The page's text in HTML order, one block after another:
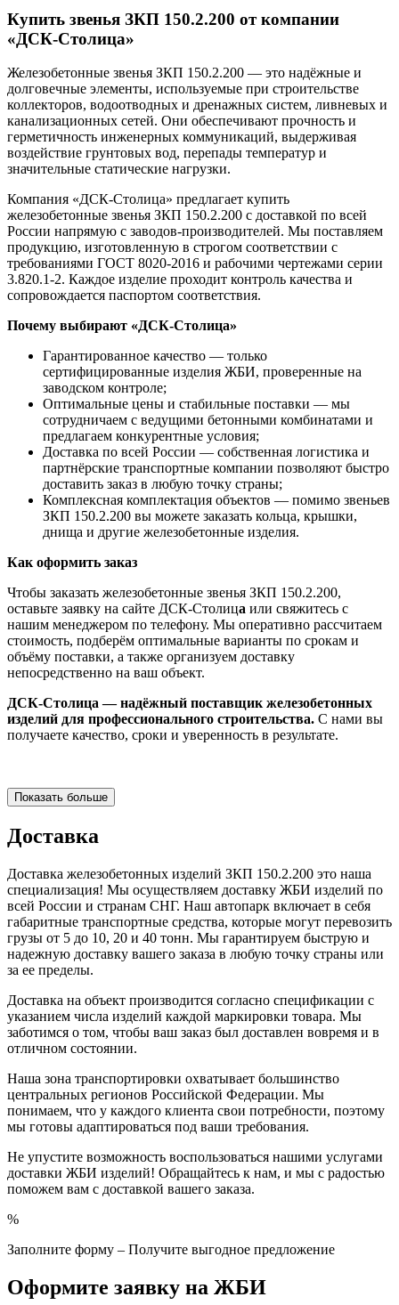
Купить звенья ЗКП 150.2.200 от компании
«ДСК-Столица»
Железобетонные звенья ЗКП 150.2.200 — это надёжные и
долговечные элементы, используемые при строительстве
коллекторов, водоотводных и дренажных систем, ливневых и
канализационных сетей. Они обеспечивают прочность и
герметичность инженерных коммуникаций, выдерживая
воздействие грунтовых вод, перепады температур и
значительные статические нагрузки.
Компания «ДСК-Столица» предлагает купить
железобетонные звенья ЗКП 150.2.200 с доставкой по всей
России напрямую с заводов-производителей. Мы поставляем
продукцию, изготовленную в строгом соответствии с
требованиями ГОСТ 8020-2016 и рабочими чертежами серии
3.820.1-2. Каждое изделие проходит контроль качества и
сопровождается паспортом соответствия.
Почему выбирают «ДСК-Столица»
Гарантированное качество — только
сертифицированные изделия ЖБИ, проверенные на
заводском контроле;
Оптимальные цены и стабильные поставки — мы
сотрудничаем с ведущими бетонными комбинатами и
предлагаем конкурентные условия;
Доставка по всей России — собственная логистика и
партнёрские транспортные компании позволяют быстро
доставить заказ в любую точку страны;
Комплексная комплектация объектов — помимо звеньев
ЗКП 150.2.200 вы можете заказать кольца, крышки,
днища и другие железобетонные изделия.
Как оформить заказ
Чтобы заказать железобетонные звенья ЗКП 150.2.200,
оставьте заявку на сайте ДСК-Столица или свяжитесь с
нашим менеджером по телефону. Мы оперативно рассчитаем
стоимость, подберём оптимальные варианты по срокам и
объёму поставки, а также организуем доставку
непосредственно на ваш объект.
ДСК-Столица — надёжный поставщик железобетонных
изделий для профессионального строительства. С нами вы
получаете качество, сроки и уверенность в результате.
Показать больше
Доставка
Доставка железобетонных изделий ЗКП 150.2.200 это наша
специализация! Мы осуществляем доставку ЖБИ изделий по
всей России и странам СНГ. Наш автопарк включает в себя
габаритные транспортные средства, которые могут перевозить
грузы от 5 до 10, 20 и 40 тонн. Мы гарантируем быструю и
надежную доставку вашего заказа в любую точку страны или
за ее пределы.
Доставка на объект производится согласно спецификации с
указанием числа изделий каждой маркировки товара. Мы
заботимся о том, чтобы ваш заказ был доставлен вовремя и в
отличном состоянии.
Наша зона транспортировки охватывает большинство
центральных регионов Российской Федерации. Мы
понимаем, что у каждого клиента свои потребности, поэтому
мы готовы адаптироваться под ваши требования.
Не упустите возможность воспользоваться нашими услугами
доставки ЖБИ изделий! Обращайтесь к нам, и мы с радостью
поможем вам с доставкой вашего заказа.
%
Заполните форму – Получите выгодное предложение
Оформите заявку на ЖБИ